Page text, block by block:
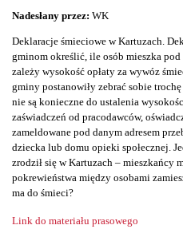
Nadesłany przez: WK
Deklaracje śmieciowe w Kartuzach.
gminom określić, ile osób mieszka
zależy wysokość opłaty za wywóz
gminy postanowiły zebrać sobie
nie są konieczne do ustalenia
zaświadczeń od pracodawców,
zameldowane pod danym adresem
dziecka lub domu opieki społecznej.
zrodził się w Kartuzach – mieszkańcy
pokrewieństwa między osobami
ma do śmieci?
Link do materiału prasowego